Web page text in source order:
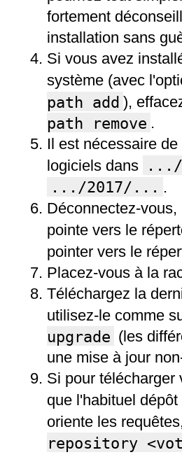
fortement
installation sans
Si vous avez
système (avec
path add ),
path remove .
Il est nécessaire
logiciels dans
.../
.../2017/... .
Déconnectez-
pointe vers le
pointer vers le
Placez-vous à la
Téléchargez la
utilisez-le comme
upgrade (les
une mise à jour
Si pour télécharger
que l'habituel
oriente les
repository